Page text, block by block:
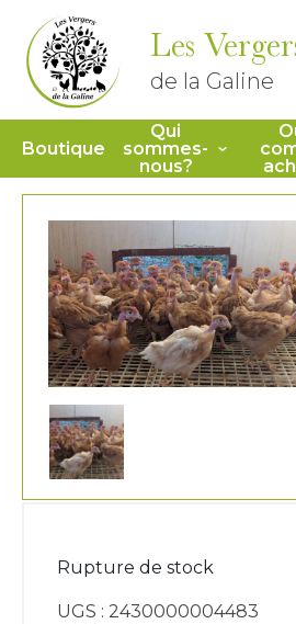
Les
de la Galine
Boutique
Qui
sommes-
nous?
Rupture de stock
UGS : 2430000004483